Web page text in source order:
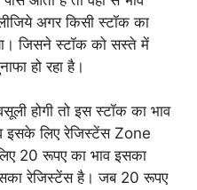
अगर किसी स्टॉक का
जिसने स्टॉक को सस्ते में
हो रहा है।
होगी तो इस स्टॉक का भाव
इसके लिए रेजिस्टेंस Zone
20 रूपए का भाव इसका
रेजिस्टेंस है। जब 20 रूपए